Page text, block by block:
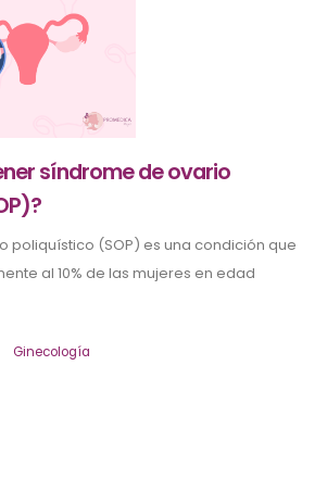
síndrome de ovario
poliquístico (SOP) es una condición que
al 10% de las mujeres en edad
Ginecología